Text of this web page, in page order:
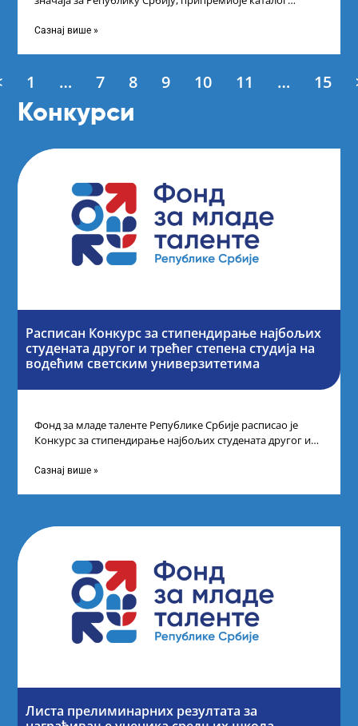
Сазнај више »
1 … 7 8 9 10 11 … 15
Конкурси
Расписан Конкурс за стипендирање најбољих
студената другог и трећег степена студија на
водећим светским универзитетима
Фонд за младе таленте Републике Србије расписао је
Конкурс за стипендирање најбољих студената другог и
Сазнај више »
Листа прелиминарних резултата за